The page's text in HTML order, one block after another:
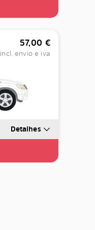
57,00 €
incl. envio e iva
Detalhes